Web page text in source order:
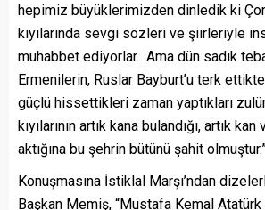
hepimiz büyüklerimizden dinledik ki
kıyılarında sevgi sözleri ve şiirleriyle
muhabbet ediyorlar. Ama dün sadık
Ermenilerin, Ruslar Bayburt’u terk
güçlü hissettikleri zaman yaptıkları
kıyılarının artık kana bulandığı, artık
aktığına bu şehrin bütünü şahit
Konuşmasına İstiklal Marşı’ndan
Başkan Memiş, “Mustafa Kemal Atatürk